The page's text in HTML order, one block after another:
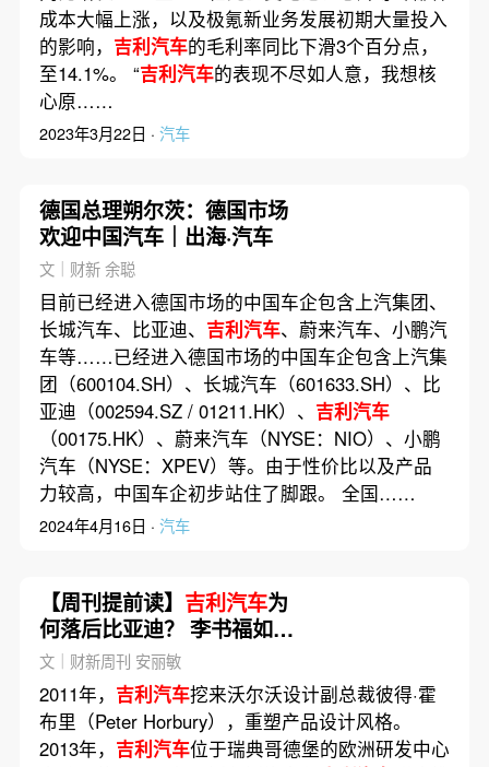
成本大幅上涨，以及极氪新业务发展初期大量投入
的影响， 吉利汽车的毛利率同比下滑3个百分点，
至14.1%。 “吉利汽车的表现不尽如人意，我想核
心原……
2023年3月22日 · 汽车
德国总理朔尔茨：德国市场
欢迎中国汽车｜出海·汽车
文｜财新 余聪
目前已经进入德国市场的中国车企包含上汽集团、
长城汽车、比亚迪、 吉利汽车、蔚来汽车、小鹏汽
车等……已经进入德国市场的中国车企包含上汽集
团（600104.SH）、长城汽车（601633.SH）、比
亚迪（002594.SZ / 01211.HK）、 吉利汽车
（00175.HK）、蔚来汽车（NYSE：NIO）、小鹏
汽车（NYSE：XPEV）等。由于性价比以及产品
力较高，中国车企初步站住了脚跟。 全国……
2024年4月16日 · 汽车
【周刊提前读】 吉利汽车为
何落后比亚迪？ 李书福如何
追赶？
文｜财新周刊 安丽敏
2011年， 吉利汽车挖来沃尔沃设计副总裁彼得·霍
布里（Peter Horbury），重塑产品设计风格。
2013年， 吉利汽车位于瑞典哥德堡的欧洲研发中心